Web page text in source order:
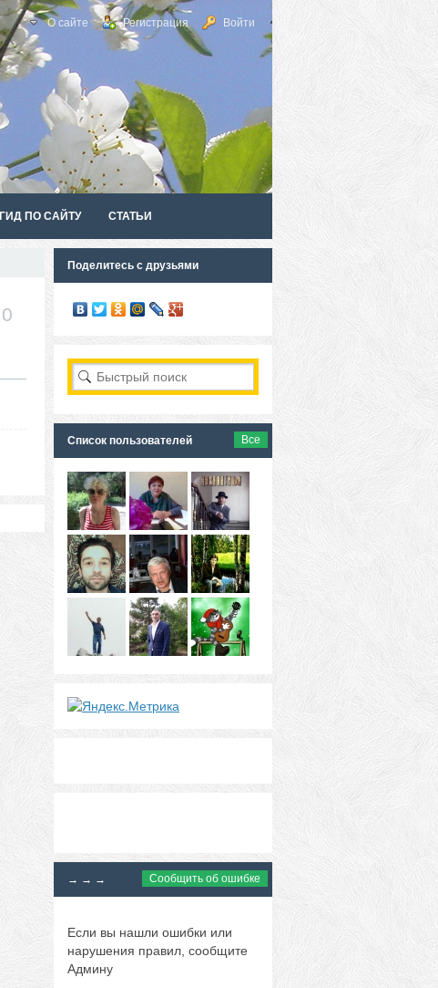
О сайте Регистрация Войти
ГИД ПО САЙТУ СТАТЬИ
0
Поделитесь с друзьями
Список пользователей Все
→ → → Сообщить об ошибке
Если вы нашли ошибки или
нарушения правил, сообщите
Админу